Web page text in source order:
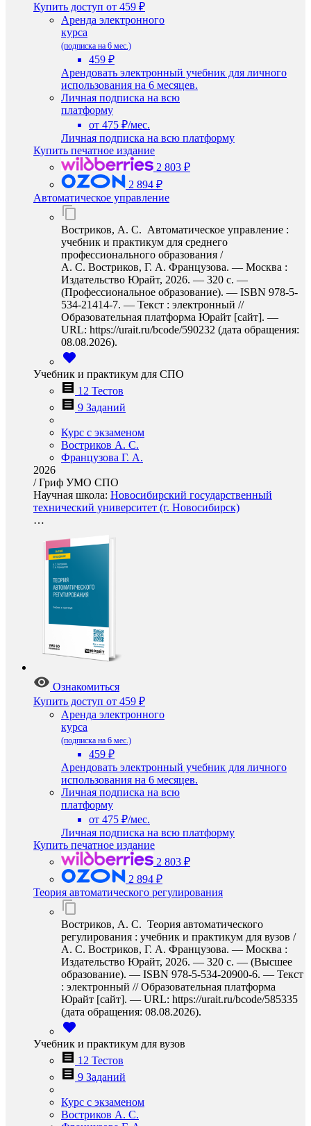
Купить доступ от 459 ₽
Аренда электронного
курса
(подписка на 6 мес.)
459 ₽
Арендовать электронный учебник для личного
использования на 6 месяцев.
Личная подписка на всю
платформу
от 475 ₽/мес.
Личная подписка на всю платформу
Купить печатное издание
2 803 ₽
2 894 ₽
Автоматическое управление
Востриков, А. С. Автоматическое управление :
учебник и практикум для среднего
профессионального образования /
А. С. Востриков, Г. А. Французова. — Москва :
Издательство Юрайт, 2026. — 320 с. —
(Профессиональное образование). — ISBN 978-5-
534-21414-7. — Текст : электронный //
Образовательная платформа Юрайт [сайт]. —
URL: https://urait.ru/bcode/590232 (дата обращения:
08.08.2026).
Учебник и практикум для СПО
12 Тестов
9 Заданий
Курс с экзаменом
Востриков А. С.
Французова Г. А.
2026
/Гриф УМО СПО
Научная школа: Новосибирский государственный
технический университет (г. Новосибирск)
…
Ознакомиться
Купить доступ от 459 ₽
Аренда электронного
курса
(подписка на 6 мес.)
459 ₽
Арендовать электронный учебник для личного
использования на 6 месяцев.
Личная подписка на всю
платформу
от 475 ₽/мес.
Личная подписка на всю платформу
Купить печатное издание
2 803 ₽
2 894 ₽
Теория автоматического регулирования
Востриков, А. С. Теория автоматического
регулирования : учебник и практикум для вузов /
А. С. Востриков, Г. А. Французова. — Москва :
Издательство Юрайт, 2026. — 320 с. — (Высшее
образование). — ISBN 978-5-534-20900-6. — Текст
: электронный // Образовательная платформа
Юрайт [сайт]. — URL: https://urait.ru/bcode/585335
(дата обращения: 08.08.2026).
Учебник и практикум для вузов
12 Тестов
9 Заданий
Курс с экзаменом
Востриков А. С.